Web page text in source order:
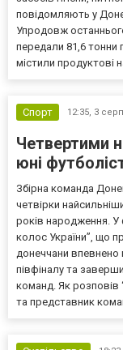
повідомляють у
Упродовж
передали 81,6 тонни
містили продуктові
Спорт 12:35, 3
Четвертими
юні
Збірна команда
четвірки
років народження. У
колос України”, що
донеччани впевнено
півфіналу та
команд. Як розповів
та представник